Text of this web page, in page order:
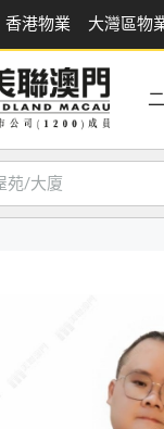
香港物業 大灣區物